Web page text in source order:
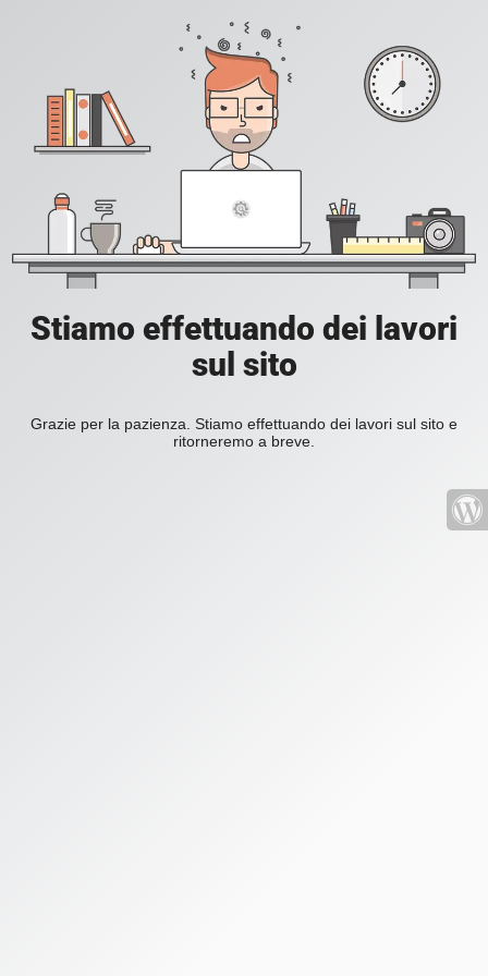
Stiamo effettuando dei lavori
sul sito
Grazie per la pazienza. Stiamo effettuando dei lavori sul sito e
ritorneremo a breve.